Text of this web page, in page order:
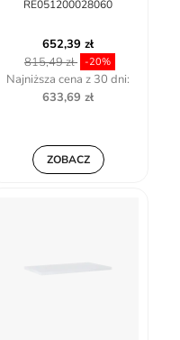
RE051200028060
652,39 zł
815,49 zł -20%
Najniższa cena z 30 dni:
633,69 zł
ZOBACZ